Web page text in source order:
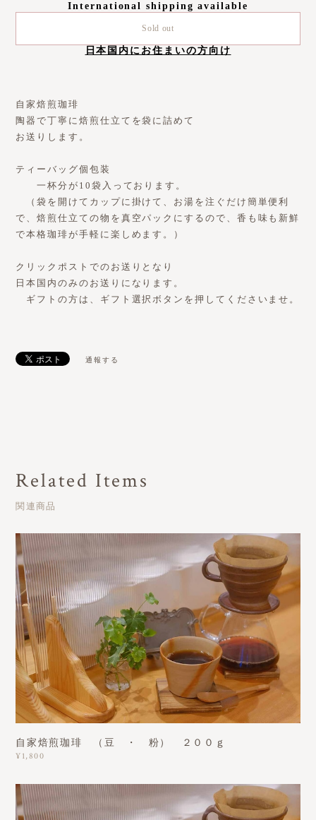
International shipping available
Sold out
日本国内にお住まいの方向け
自家焙煎珈琲
陶器で丁寧に焙煎仕立てを袋に詰めて
お送りします。
ティーバッグ個包装
一杯分が10袋入っております。
（袋を開けてカップに掛けて、お湯を注ぐだけ簡単便利
で、焙煎仕立ての物を真空パックにするので、香も味も新鮮
で本格珈琲が手軽に楽しめます。）
クリックポストでのお送りとなり
日本国内のみのお送りになります。
ギフトの方は、ギフト選択ボタンを押してくださいませ。
通報する
Related Items
関連商品
自家焙煎珈琲 （豆 ・ 粉） ２００ｇ
¥1,800